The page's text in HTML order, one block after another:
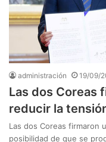
administración 19/09/
Las dos Coreas
reducir la
Las dos Coreas firmaron
posibilidad de que se